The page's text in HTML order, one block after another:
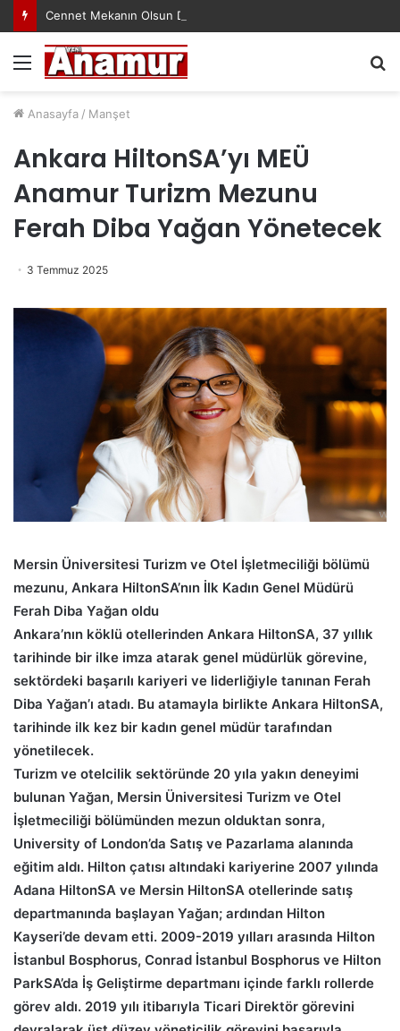
Cennet Mekanın Olsun Duygu Öksüz Canova
Menü
Anasayfa / Manşet
Ankara HiltonSA’yı MEÜ
Anamur Turizm Mezunu
Ferah Diba Yağan Yönetecek
3 Temmuz 2025
Mersin Üniversitesi Turizm ve Otel İşletmeciliği bölümü
mezunu, Ankara HiltonSA’nın İlk Kadın Genel Müdürü
Ferah Diba Yağan oldu
Ankara’nın köklü otellerinden Ankara HiltonSA, 37 yıllık
tarihinde bir ilke imza atarak genel müdürlük görevine,
sektördeki başarılı kariyeri ve liderliğiyle tanınan Ferah
Diba Yağan’ı atadı. Bu atamayla birlikte Ankara HiltonSA,
tarihinde ilk kez bir kadın genel müdür tarafından
yönetilecek.
Turizm ve otelcilik sektöründe 20 yıla yakın deneyimi
bulunan Yağan, Mersin Üniversitesi Turizm ve Otel
İşletmeciliği bölümünden mezun olduktan sonra,
University of London’da Satış ve Pazarlama alanında
eğitim aldı. Hilton çatısı altındaki kariyerine 2007 yılında
Adana HiltonSA ve Mersin HiltonSA otellerinde satış
departmanında başlayan Yağan; ardından Hilton
Kayseri’de devam etti. 2009-2019 yılları arasında Hilton
İstanbul Bosphorus, Conrad İstanbul Bosphorus ve Hilton
ParkSA’da İş Geliştirme departmanı içinde farklı rollerde
görev aldı. 2019 yılı itibarıyla Ticari Direktör görevini